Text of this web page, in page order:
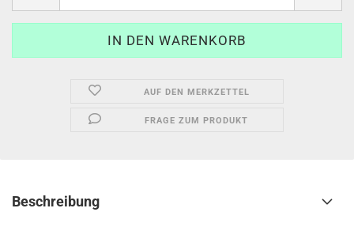
AUF DEN MERKZETTEL
FRAGE ZUM PRODUKT
Beschreibung